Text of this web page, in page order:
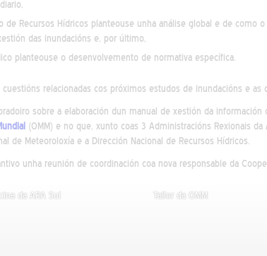
de Recursos Hídricos planteouse unha análise global e de como
das inundacións e, por último,
planteouse o desenvolvemento de normativa específica.
relacionadas cos próximos estudos de inundacións e as
sobre a elaboración dun manual de xestión da
(OMM) e no que, xunto coas 3 Administracións Rexionais da
de Meteoroloxía e a Dirección Nacional de Recursos Hídricos.
unha reunión de coordinación coa nova responsable da
da ARA Sul Taller da OMM